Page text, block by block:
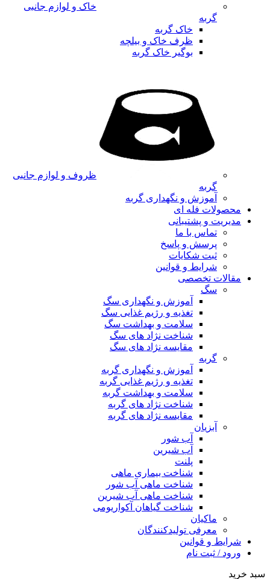
خاک و لوازم جانبی
گربه
خاک گربه
ظرف خاک و بیلچه
بوگیر خاک گربه
ظروف و لوازم جانبی
گربه
آموزش و نگهداری گربه
محصولات فله ای
مدیریت و پشتیبانی
تماس با ما
پرسش و پاسخ
ثبت شکایات
شرایط و قوانین
مقالات تخصصی
سگ
آموزش و نگهداری سگ
تغذیه و رژیم غذایی سگ
سلامت و بهداشت سگ
شناخت نژاد های سگ
مقایسه نژاد های سگ
گربه
آموزش و نگهداری گربه
تغذیه و رژیم غذایی گربه
سلامت و بهداشت گربه
شناخت نژاد های گربه
مقایسه نژاد های گربه
آبزیان
آب شور
آب شیرین
پلنت
شناخت بیماری ماهی
شناخت ماهی آب شور
شناخت ماهی آب شیرین
شناخت گیاهان آکواریومی
ماکیان
معرفی تولیدکنندگان
شرایط و قوانین
ورود / ثبت نام
سبد خرید